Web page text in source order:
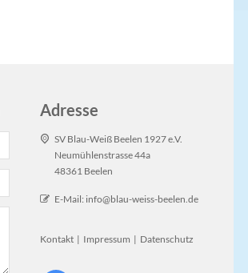
Adresse
SV Blau-Weiß Beelen 1927 e.V.
Neumühlenstrasse 44a
48361 Beelen
E-Mail: info@blau-weiss-beelen.de
Kontakt| Impressum | Datenschutz